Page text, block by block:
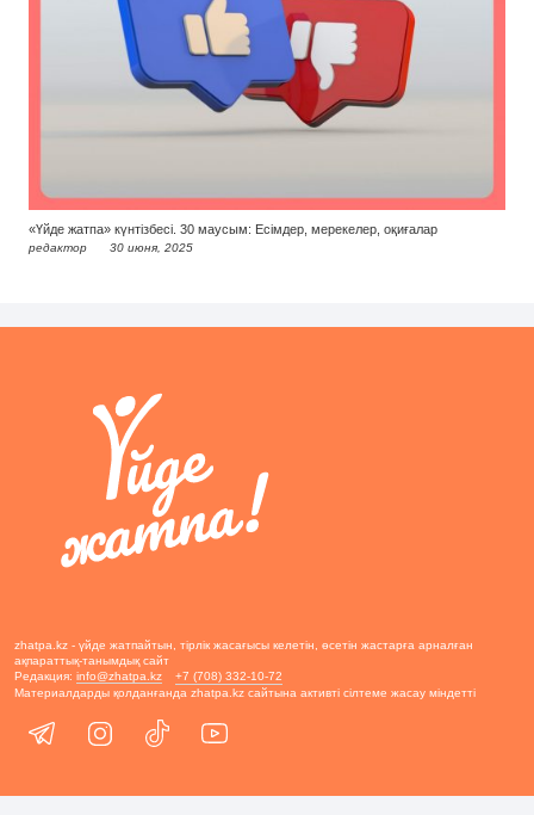
«Үйде жатпа» күнтізбесі. 30 маусым: Есімдер, мерекелер, оқиғалар
редактор 30 июня, 2025
zhatpa.kz - үйде жатпайтын, тірлік жасағысы келетін, өсетін жастарға арналған
ақпараттық-танымдық сайт
Редакция: info@zhatpa.kz
+7 (708) 332-10-72
Материалдарды қолданғанда zhatpa.kz сайтына активті сілтеме жасау міндетті